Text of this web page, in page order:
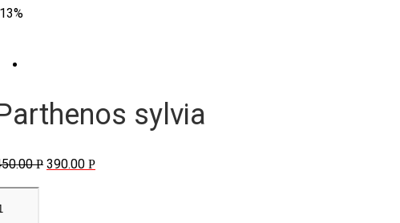
sylvia
Р 390.00 Р